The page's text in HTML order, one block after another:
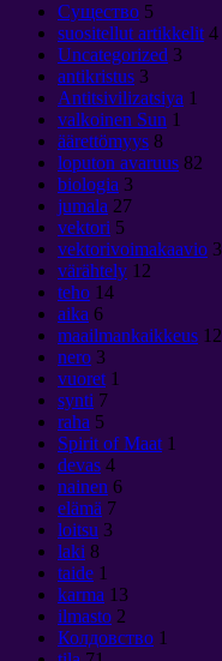
Cущество 5
suositellut artikkelit 4
Uncategorized 3
antikristus 3
Antitsivilizatsiya 1
valkoinen Sun 1
äärettömyys 8
loputon avaruus 82
biologia 3
jumala 27
vektori 5
vektorivoimakaavio 3
värähtely 12
teho 14
aika 6
maailmankaikkeus 12
nero 3
vuoret 1
synti 7
raha 5
Spirit of Maat 1
devas 4
nainen 6
elämä 7
loitsu 3
laki 8
taide 1
karma 13
ilmasto 2
Колдовство 1